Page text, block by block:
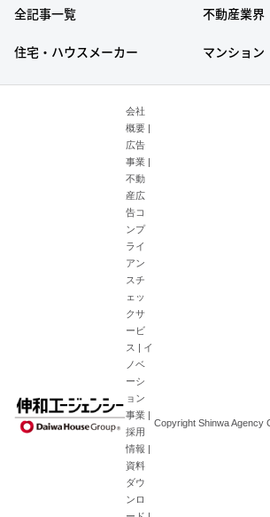
全記事一覧 不動産業界
住宅・ハウスメーカー マンション
会社
概要 |
広告
事業 |
不動
産広
告コ
ンプ
ライ
アン
スチ
ェッ
クサ
ービ
ス | イ
ノベ
ーシ
ョン
事業 |
採用
情報 |
資料
ダウ
ンロ
Copyright Shinwa Agency